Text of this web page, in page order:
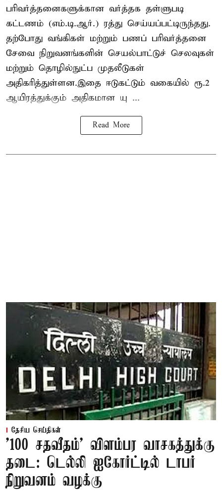
பரிவர்த்தனைகளுக்கான வர்த்தக தள்ளுபடி
கட்டணம் (எம்.டி.ஆர்.) ரத்து செய்யப்பட்டிருந்தது.
தற்போது வங்கிகள் மற்றும் பணப் பரிவர்த்தனை
சேவை நிறுவனங்களின் செயல்பாட்டுச் செலவுகள்
மற்றும் தொழில்நுட்ப முதலீடுகள்
அதிகரித்துள்ளன.இதை ஈடுகட்டும் வகையில் ரூ.2
ஆயிரத்துக்கும் அதிகமான யு ...
Read More
தேசிய செய்திகள்
'100 சதவீதம்' விளம்பர வாசகத்துக்கு
தடை: டெல்லி ஐகோர்ட்டில் டாபர்
நிறுவனம் வழக்கு